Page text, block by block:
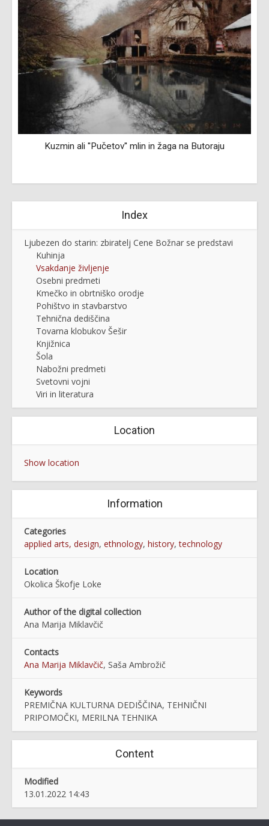
Kuzmin ali ''Pučetov'' mlin in žaga na Butoraju
Index
Ljubezen do starin: zbiratelj Cene Božnar se predstavi
Kuhinja
Vsakdanje življenje
Osebni predmeti
Kmečko in obrtniško orodje
Pohištvo in stavbarstvo
Tehnična dediščina
Tovarna klobukov Šešir
Knjižnica
Šola
Nabožni predmeti
Svetovni vojni
Viri in literatura
Location
Show location
Information
Categories
applied arts, design, ethnology, history,technology
Location
Okolica Škofje Loke
Author of the digital collection
Ana Marija Miklavčič
Contacts
Ana Marija Miklavčič, Saša Ambrožič
Keywords
PREMIČNA KULTURNA DEDIŠČINA, TEHNIČNI
PRIPOMOČKI, MERILNA TEHNIKA
Content
Modified
13.01.2022 14:43